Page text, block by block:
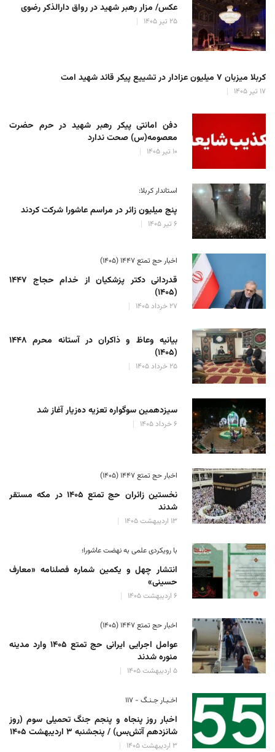
عکس/ مزار رهبر شهید در رواق دارالذکر رضوی
۲۵ تیر ۱۴۰۵
کربلا میزبان ۷ میلیون عزادار در تشییع پیکر قائد شهید امت
۱۷ تیر ۱۴۰۵
دفن امانتی پیکر رهبر شهید در حرم حضرت
معصومه(س) صحت ندارد
۱۰ تیر ۱۴۰۵
استاندار کربلا:
پنج میلیون زائر در مراسم عاشورا شرکت کردند
۶ تیر ۱۴۰۵
اخبار حج تمتع ۱۴۴۷ (۱۴۰۵)
قدردانی دکتر پزشکیان از خدام حجاج ۱۴۴۷
(۱۴۰۵)
۲۷ خرداد ۱۴۰۵
بیانیه وعاظ و ذاکران در آستانه محرم ۱۴۴۸
(۱۴۰۵)
۲۵ خرداد ۱۴۰۵
سیزدهمین سوگواره تعزیه ده‌زیار آغاز شد
۶ خرداد ۱۴۰۵
اخبار حج تمتع ۱۴۴۷ (۱۴۰۵)
نخستین زائران حج تمتع ۱۴۰۵ در مکه مستقر
شدند
۱۳ اردیبهشت ۱۴۰۵
با رویکردی علمی به نهضت عاشورا؛
انتشار چهل و یکمین شماره فصلنامه «معارف
حسینی»
۶ اردیبهشت ۱۴۰۵
اخبار حج تمتع ۱۴۴۷ (۱۴۰۵)
عوامل اجرایی ایرانی حج تمتع ۱۴۰۵ وارد مدینه
منوره ‌شدند
۵ اردیبهشت ۱۴۰۵
اخـبـار جـنـگ - ۱۱۷
اخبار روز پنجاه و پنجم جنگ تحمیلی سوم (روز
شانزدهم آتش‌بس) / پنجشنبه ۳ اردیبهشت ۱۴۰۵
۳ اردیبهشت ۱۴۰۵